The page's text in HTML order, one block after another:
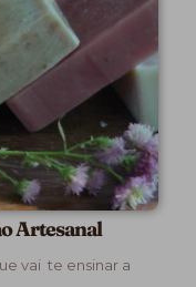
Artesanal
vai te ensinar a